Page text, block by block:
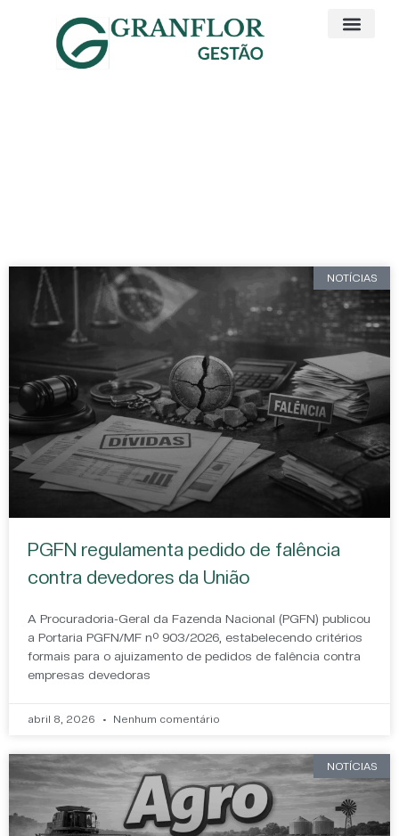
NOTÍCIAS
PGFN regulamenta pedido de falência
contra devedores da União
A Procuradoria-Geral da Fazenda Nacional (PGFN) publicou
a Portaria PGFN/MF nº 903/2026, estabelecendo critérios
formais para o ajuizamento de pedidos de falência contra
empresas devedoras
abril 8, 2026 Nenhum comentário
NOTÍCIAS